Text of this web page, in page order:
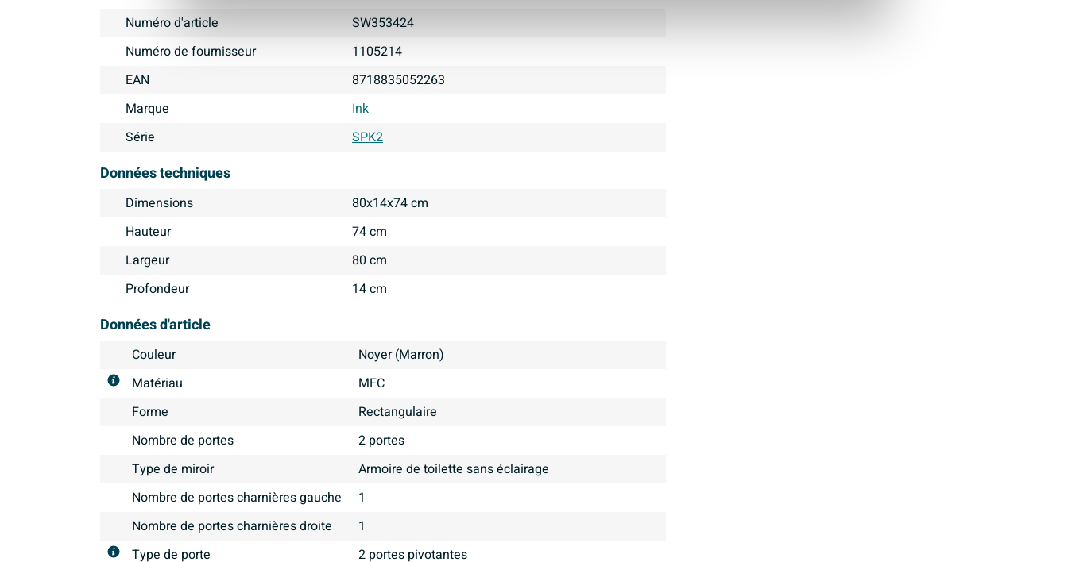
Numéro d'article
SW353424
Numéro de fournisseur
1105214
EAN
8718835052263
Marque
Ink
Série
SPK2
Données techniques
Dimensions
80x14x74 cm
Hauteur
74 cm
Largeur
80 cm
Profondeur
14 cm
Données d'article
Couleur
Noyer (Marron)
Matériau
MFC
Forme
Rectangulaire
Nombre de portes
2 portes
Type de miroir
Armoire de toilette sans éclairage
Nombre de portes charnières gauche
1
Nombre de portes charnières droite
1
Type de porte
2 portes pivotantes